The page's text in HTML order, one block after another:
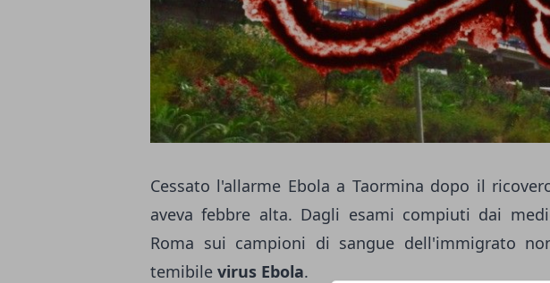
Cessato l'allarme Ebola a Taormina dopo il
aveva febbre alta. Dagli esami compiuti dai
Roma sui campioni di sangue dell'immigrato
temibile virus Ebola.